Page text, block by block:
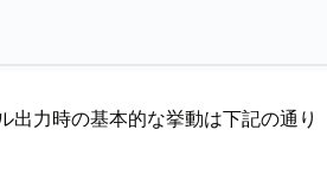
出力時の基本的な挙動は下記の通り